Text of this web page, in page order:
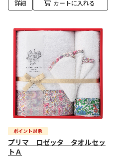
詳細 カートに入れる
プリマ ロゼッタ タオルセッ
トＡ